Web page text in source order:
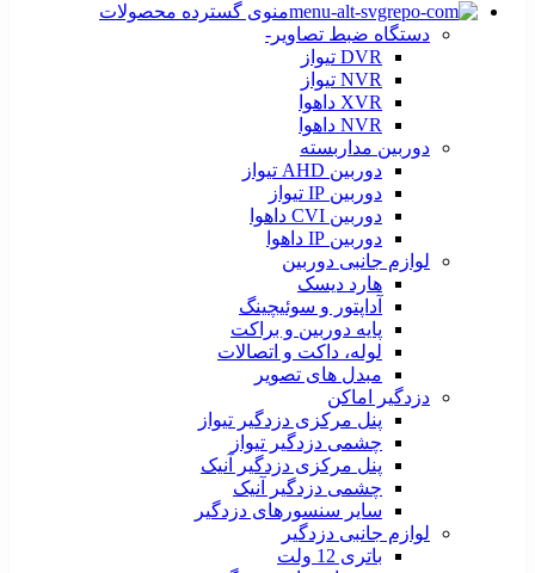
منوی گسترده محصولات
دستگاه ضبط تصاویر-
DVR تیواز
NVR تیواز
XVR داهوا
NVR داهوا
دوربین مداربسته
دوربین AHD تیواز
دوربین IP تیواز
دوربین CVI داهوا
دوربین IP داهوا
لوازم جانبی دوربین
هارد دیسک
آداپتور و سوئیچینگ
پایه دوربین و براکت
لوله، داکت و اتصالات
مبدل های تصویر
دزدگیر اماکن
پنل مرکزی دزدگیر تیواز
چشمی دزدگیر تیواز
پنل مرکزی دزدگیر آنیک
چشمی دزدگیر آنیک
سایر سنسورهای دزدگیر
لوازم جانبی دزدگیر
باتری 12 ولت